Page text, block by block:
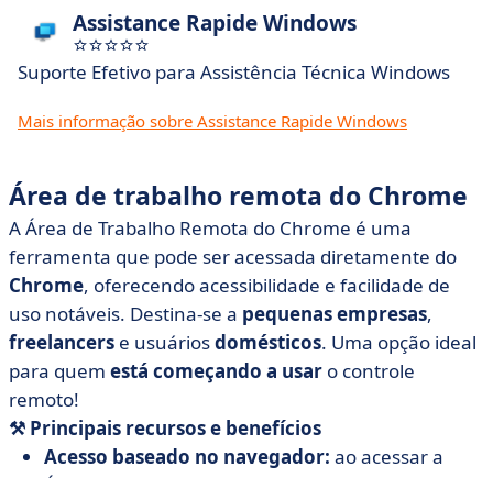
Assistance Rapide Windows
Suporte Efetivo para Assistência Técnica Windows
Mais informação sobre Assistance Rapide Windows
Área de trabalho remota do Chrome
A Área de Trabalho Remota do Chrome é uma
ferramenta que pode ser acessada diretamente do
Chrome, oferecendo acessibilidade e facilidade de
uso notáveis. Destina-se a pequenasempresas,
freelancers e usuáriosdomésticos. Uma opção ideal
para quem está começando a usar o controle
remoto!
⚒️ Principais recursose benefícios
Acesso baseado no navegador: ao acessar a